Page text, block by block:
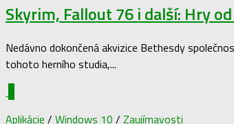
Skyrim, Fallout 76 i další: Hry
Nedávno dokončená akvizice Bethesdy
tohoto herního studia,...
Aplikácie / Windows 10 / Zaujímavosti